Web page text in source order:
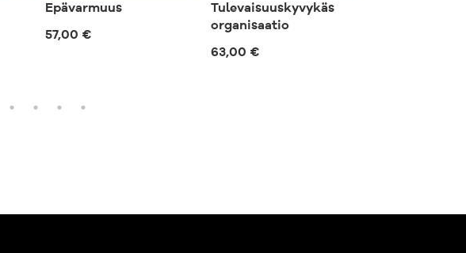
Epävarmuus
57,00 €
Tulevaisuuskyvykäs
organisaatio
63,00 €